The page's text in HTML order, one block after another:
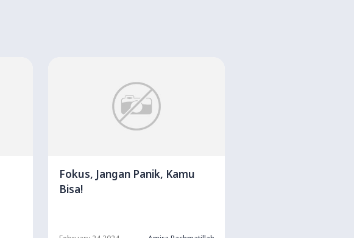
Fokus, Jangan Panik, Kamu
Bisa!